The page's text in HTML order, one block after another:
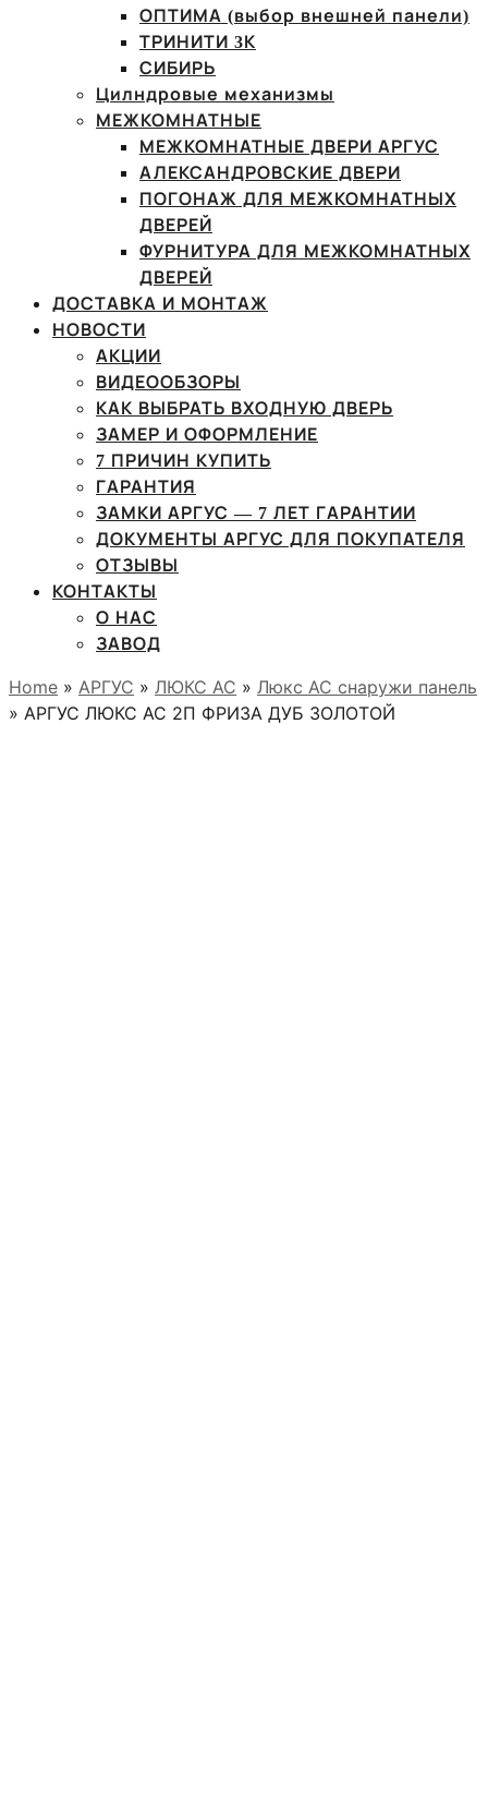
ОПТИМА (выбор внешней панели)
ТРИНИТИ 3К
СИБИРЬ
Цилндровые механизмы
МЕЖКОМНАТНЫЕ
МЕЖКОМНАТНЫЕ ДВЕРИ АРГУС
АЛЕКСАНДРОВСКИЕ ДВЕРИ
ПОГОНАЖ ДЛЯ МЕЖКОМНАТНЫХ
ДВЕРЕЙ
ФУРНИТУРА ДЛЯ МЕЖКОМНАТНЫХ
ДВЕРЕЙ
ДОСТАВКА И МОНТАЖ
НОВОСТИ
АКЦИИ
ВИДЕООБЗОРЫ
КАК ВЫБРАТЬ ВХОДНУЮ ДВЕРЬ
ЗАМЕР И ОФОРМЛЕНИЕ
7 ПРИЧИН КУПИТЬ
ГАРАНТИЯ
ЗАМКИ АРГУС — 7 ЛЕТ ГАРАНТИИ
ДОКУМЕНТЫ АРГУС ДЛЯ ПОКУПАТЕЛЯ
ОТЗЫВЫ
КОНТАКТЫ
О НАС
ЗАВОД
Home » АРГУС » ЛЮКС АС » Люкс АС снаружи панель
» АРГУС ЛЮКС АС 2П ФРИЗА ДУБ ЗОЛОТОЙ